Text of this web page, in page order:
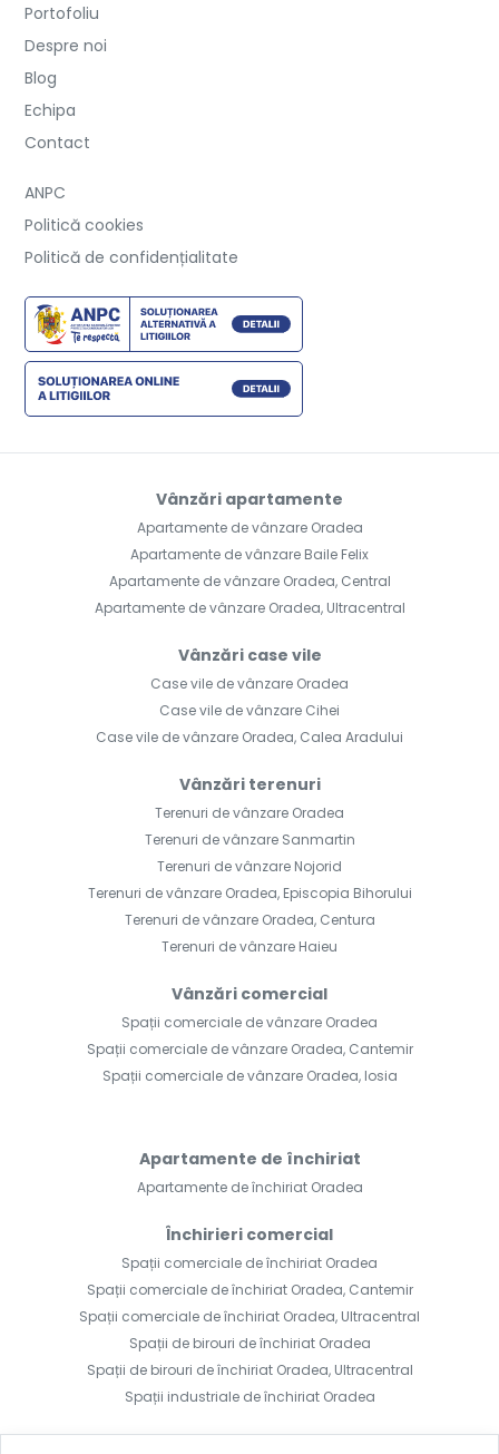
Portofoliu
Despre noi
Blog
Echipa
Contact
ANPC
Politică cookies
Politică de confidențialitate
Vânzări apartamente
Apartamente de vânzare Oradea
Apartamente de vânzare Baile Felix
Apartamente de vânzare Oradea, Central
Apartamente de vânzare Oradea, Ultracentral
Vânzări case vile
Case vile de vânzare Oradea
Case vile de vânzare Cihei
Case vile de vânzare Oradea, Calea Aradului
Vânzări terenuri
Terenuri de vânzare Oradea
Terenuri de vânzare Sanmartin
Terenuri de vânzare Nojorid
Terenuri de vânzare Oradea, Episcopia Bihorului
Terenuri de vânzare Oradea, Centura
Terenuri de vânzare Haieu
Vânzări comercial
Spații comerciale de vânzare Oradea
Spații comerciale de vânzare Oradea, Cantemir
Spații comerciale de vânzare Oradea, Iosia
Apartamente de închiriat
Apartamente de închiriat Oradea
Închirieri comercial
Spații comerciale de închiriat Oradea
Spații comerciale de închiriat Oradea, Cantemir
Spații comerciale de închiriat Oradea, Ultracentral
Spații de birouri de închiriat Oradea
Spații de birouri de închiriat Oradea, Ultracentral
Spații industriale de închiriat Oradea